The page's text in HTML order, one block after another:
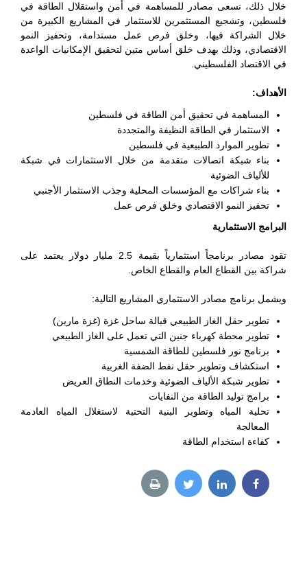
خلال ذلك، تسعى مصادر للمساهمة في أمن واستقلال الطاقة في
فلسطين، وتشجيع المستثمرين للاستثمار في المشاريع الكبيرة من
خلال الشراكة فيها، وخلق فرص عمل مستدامة، وتحفيز النمو
الاقتصادي، وذلك بهدف خلق أساس متين لتحقيق الإمكانيات الواعدة
في الاقتصاد الفلسطيني‬.‬
‬الأهداف:
المساهمة في تحقيق أمن الطاقة في فلسطين
الاستثمار في الطاقة النظيفة والمتجددة
تطوير الموارد الطبيعية في فلسطين
بناء شبكة اتصالات متقدمة من خلال الاستثمارات في شبكة
للألياف الضوئية
بناء شراكات مع المؤسسات المحلية وجذب الاستثمار الأجنبي
تحفيز النمو الاقتصادي وخلق فرص عمل
البرامج الاستثمارية
تقود مصادر برنامجاً استثمارياً بقيمة 2.5 مليار دولار يعتمد على
شراكة بين القطاع العام والقطاع الخاص.
ويشمل برنامج مصادر الاستثماري المشاريع التالية:
تطوير حقل الغاز الطبيعي قبالة ساحل غزة (غزة مارين)
تطوير محطة كهرباء جنين التي تعمل على الغاز الطبيعي
برنامج نور فلسطين للطاقة الشمسية
استكشاف وتطوير حقل نفط الضفة الغربية
تطوير شبكة الألياف الضوئية وخدمات النطاق العريض
برامج توليد الطاقة من النفايات
تحلية المياه وتطوير البنية التحتية لاستغلال المياه العادمة
المعالجة
كفاءة استخدام الطاقة